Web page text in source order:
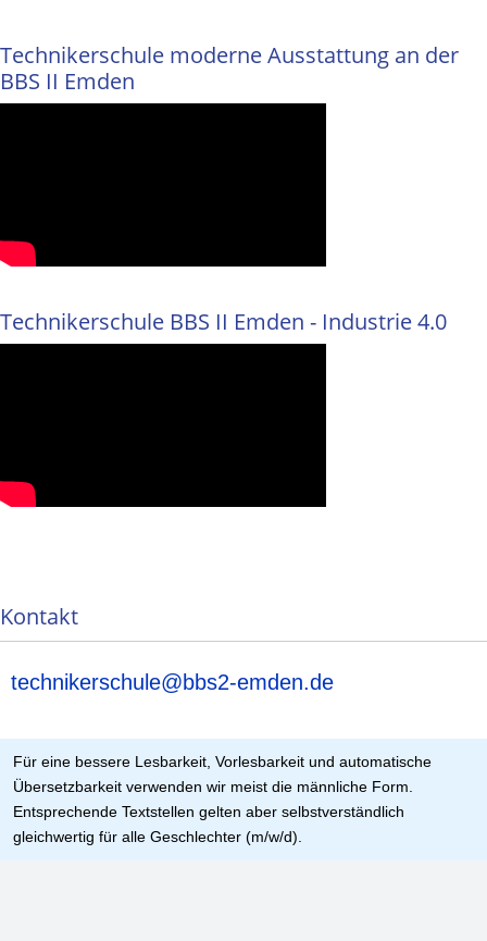
Technikerschule moderne Ausstattung an der
BBS II Emden
Technikerschule BBS II Emden - Industrie 4.0
Kontakt
technikerschule@bbs2-emden.de
Für eine bessere Lesbarkeit, Vorlesbarkeit und automatische
Übersetzbarkeit verwenden wir meist die männliche Form.
Entsprechende Textstellen gelten aber selbstverständlich
gleichwertig für alle Geschlechter (m/w/d).